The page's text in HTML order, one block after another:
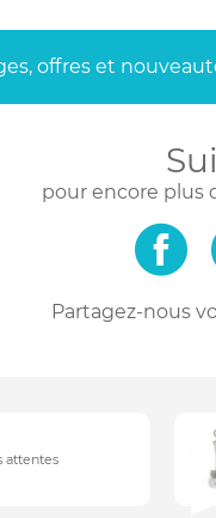
offres et
pour encore plus
Partagez-nous
attentes